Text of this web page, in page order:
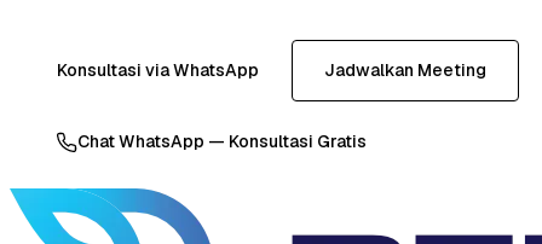
Konsultasi via WhatsApp Jadwalkan Meeting
Chat WhatsApp — Konsultasi Gratis